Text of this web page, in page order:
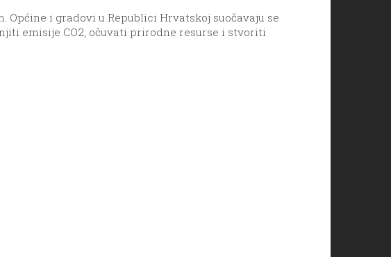
i gradovi u Republici Hrvatskoj suočavaju se
emisije CO2, očuvati prirodne resurse i stvoriti